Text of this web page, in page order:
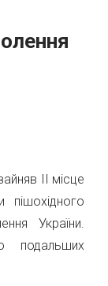
ІІ місце
пішохідного
України.
подальших